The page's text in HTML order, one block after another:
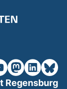
Seite
Instagram-
YouTube-
unsereunsere
Regensburg